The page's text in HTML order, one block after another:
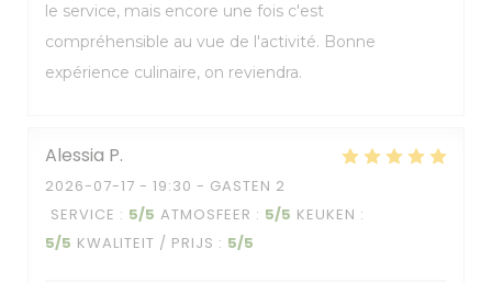
le service, mais encore une fois c'est
compréhensible au vue de l'activité. Bonne
expérience culinaire, on reviendra.
Alessia P
2026-07-17 - 19:30 - GASTEN 2
SERVICE : 5/5 ATMOSFEER : 5/5 KEUKEN :
5/5 KWALITEIT / PRIJS : 5/5